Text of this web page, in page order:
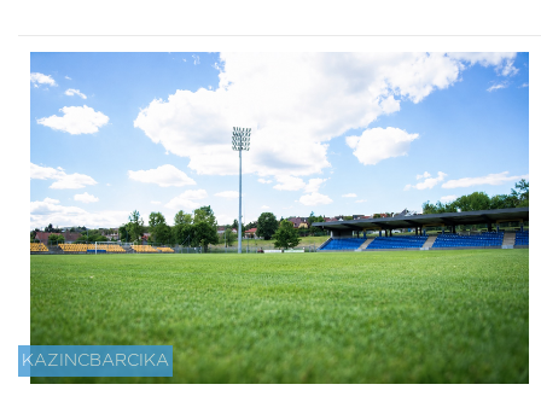
KAZINCBARCIKA